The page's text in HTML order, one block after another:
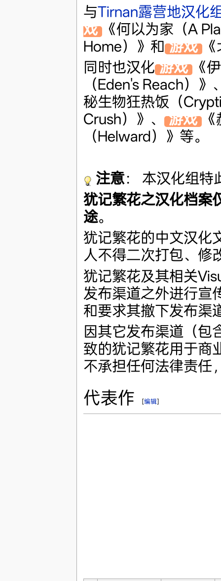
与Tirnan露营地汉化
戏《何以为家（A
Home）》和游戏《
同时也汉化游戏《
（Eden's Reach）》
秘生物狂热饭（
Crush）》、 游戏《
（Helward）》等。
注意： 本汉化组特
犹记繁花之汉化档案
途。
犹记繁花的中文汉化
人不得二次打包、修
犹记繁花及其相关
发布渠道之外进行宣
和要求其撤下发布渠
因其它发布渠道（包
致的犹记繁花用于商
不承担任何法律责任
代表作 [编辑]